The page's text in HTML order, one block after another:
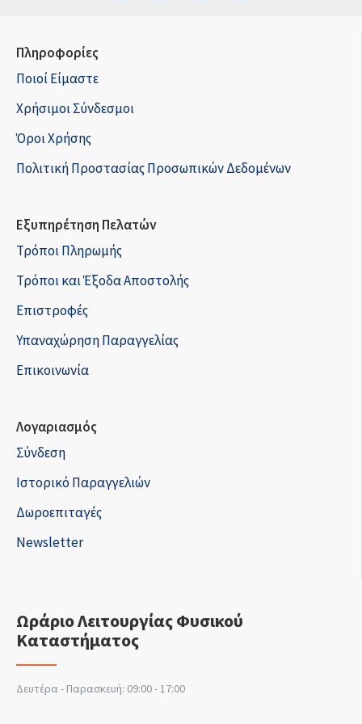
Πληροφορίες
Ποιοί Είμαστε
Χρήσιμοι Σύνδεσμοι
Όροι Χρήσης
Πολιτική Προστασίας Προσωπικών Δεδομένων
Εξυπηρέτηση Πελατών
Τρόποι Πληρωμής
Τρόποι και Έξοδα Αποστολής
Επιστροφές
Υπαναχώρηση Παραγγελίας
Επικοινωνία
Λογαριασμός
Σύνδεση
Ιστορικό Παραγγελιών
Δωροεπιταγές
Newsletter
Ωράριο Λειτουργίας Φυσικού
Καταστήματος
Δευτέρα - Παρασκευή: 09:00 - 17:00